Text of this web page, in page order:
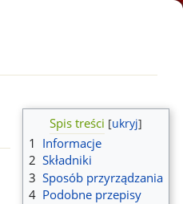
Spis treści
1 Informacje
2 Składniki
3 Sposób przyrządzania
4 Podobne przepisy